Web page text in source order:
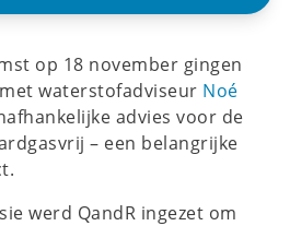
op 18 november gingen
waterstofadviseur Noé
advies voor de
– een belangrijke
werd QandR ingezet om